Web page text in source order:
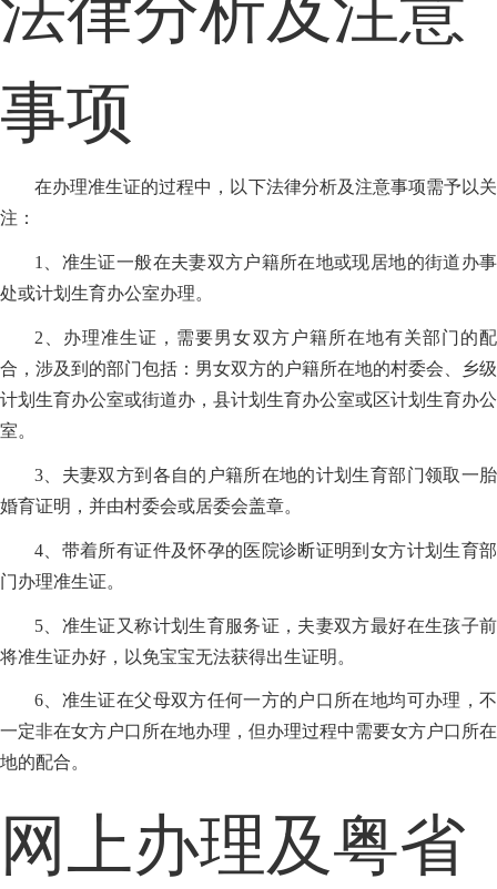
事项
在办理准生证的过程中，以下法律分析及注意事项需予以关
注：
1、准生证一般在夫妻双方户籍所在地或现居地的街道办事
处或计划生育办公室办理。
2、办理准生证，需要男女双方户籍所在地有关部门的配
合，涉及到的部门包括：男女双方的户籍所在地的村委会、乡级
计划生育办公室或街道办，县计划生育办公室或区计划生育办公
室。
3、夫妻双方到各自的户籍所在地的计划生育部门领取一胎
婚育证明，并由村委会或居委会盖章。
4、带着所有证件及怀孕的医院诊断证明到女方计划生育部
门办理准生证。
5、准生证又称计划生育服务证，夫妻双方最好在生孩子前
将准生证办好，以免宝宝无法获得出生证明。
6、准生证在父母双方任何一方的户口所在地均可办理，不
一定非在女方户口所在地办理，但办理过程中需要女方户口所在
地的配合。
网上办理及粤省